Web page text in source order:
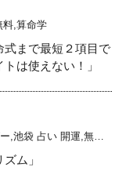
料,算命学
式まで最短２項目で
は使えない！」
,池袋 占い 開運,無料占い
ム」